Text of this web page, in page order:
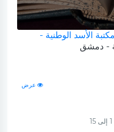
الأسد الوطنية -
- دمشق
عرض
1 إلى15